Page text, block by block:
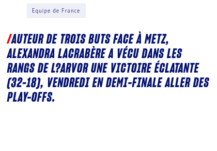
Equipe de France
AUTEUR DE TROIS BUTS FACE À METZ,
ALEXANDRA LACRABÈRE A VÉCU DANS LES
RANGS DE L?ARVOR UNE VICTOIRE ÉCLATANTE
(32-18), VENDREDI EN DEMI-FINALE ALLER DES
PLAY-OFFS.